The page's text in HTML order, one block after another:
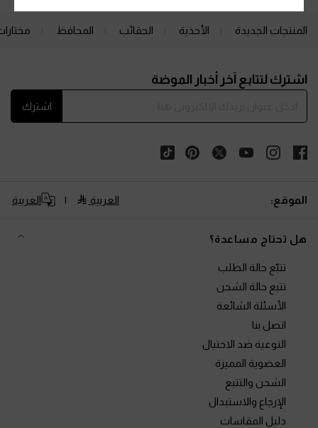
المنتجات الجديدة الأحذية الحقائب المحافظ
اشترك لتتابع آخر أخبار الموضة
اشترك
الموقع: العربية العربية
هل تحتاج مساعدة؟
تتبّع حالة الطلب
تتبع حالة الشحن
الأسئلة الشائعة
اتصل بنا
التوعية ضد الاحتيال
العضوية المميزة
الشحن والتتبع
الإرجاع والاستبدال
دليل المقاسات